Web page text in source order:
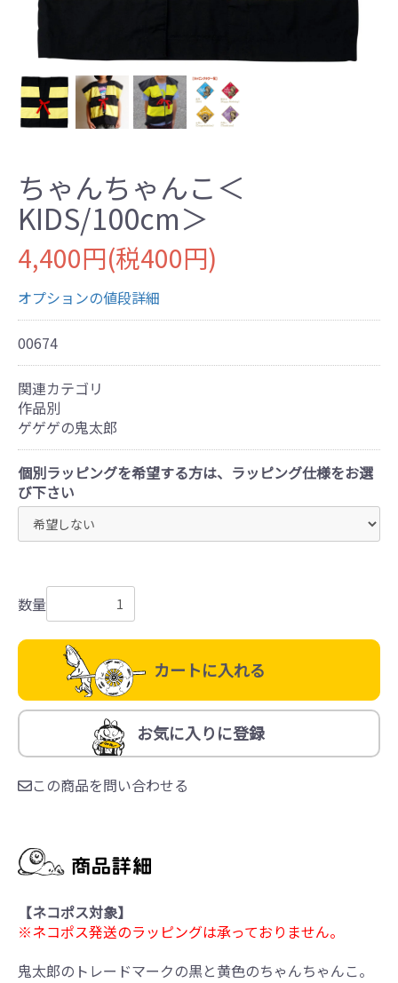
ちゃんちゃんこ＜
KIDS/100cm＞
4,400円(税400円)
オプションの値段詳細
00674
関連カテゴリ
作品別
ゲゲゲの鬼太郎
個別ラッピングを希望する方は、ラッピング仕様をお選
び下さい
数量
カートに入れる
お気に入りに登録
この商品を問い合わせる
【ネコポス対象】
※ネコポス発送のラッピングは承っておりません。
鬼太郎のトレードマークの黒と黄色のちゃんちゃんこ。